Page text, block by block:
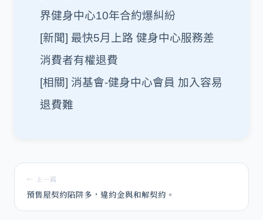
界健身中心10年合約爆糾紛
[新聞] 最快5月上路 健身中心服務差
消費者有權退費
[相關] 消基會-健身中心會員 加入容易
退費難
← 上一篇
預售屋契約陷阱多，違約金與和解契約。